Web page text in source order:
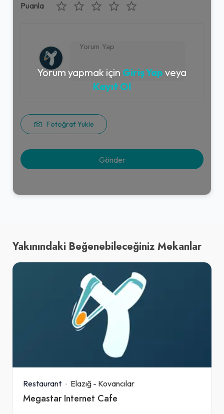
Puanla
Fotoğraf Yükle
Yorum yapmak için Giriş Yap veya
Kayıt Ol
Yakınındaki Beğenebileceğiniz Mekanlar
Restaurant Elazığ - Kovancılar
Megastar Internet Cafe